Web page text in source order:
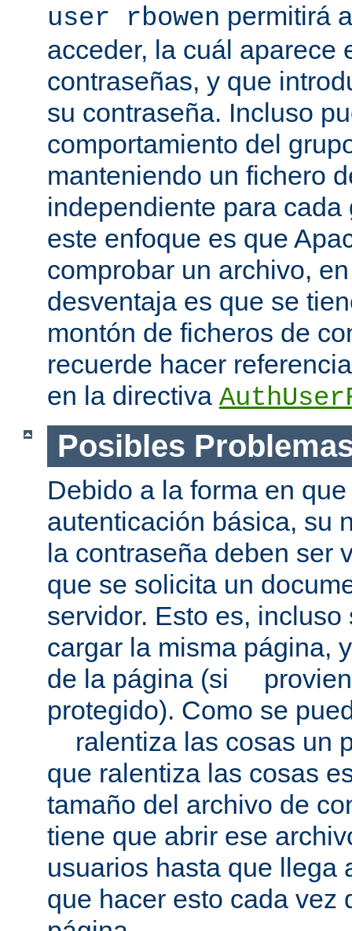
user rbowen permitirá
acceder, la cuál aparece
contraseñas, y que
su contraseña. Incluso
comportamiento del
manteniendo un fichero
independiente para
este enfoque es que
comprobar un archivo,
desventaja es que se
montón de ficheros de
recuerde hacer
en la directiva
Posibles
Debido a la forma en
autenticación básica, su
la contraseña deben ser
que se solicita un
servidor. Esto es,
cargar la misma página,
de la página (si
protegido). Como se
ralentiza las cosas un
que ralentiza las cosas
tamaño del archivo de
tiene que abrir ese
usuarios hasta que llega
que hacer esto cada vez